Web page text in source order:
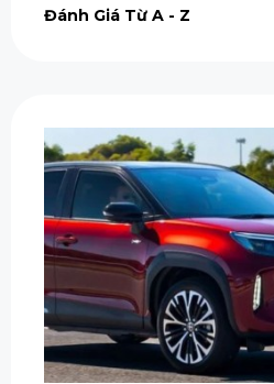
Đánh Giá Từ A - Z